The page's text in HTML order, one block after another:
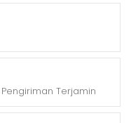
Terjamin